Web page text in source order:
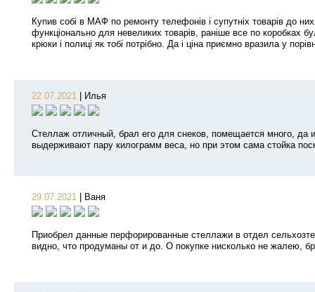
Купив собі в МАФ по ремонту телефонів і супутніх товарів до
функціонально для невеликих товарів, раніше все по коробках
крюки і полиці як тобі потрібно. Да і ціна приємно вразила у
22.07.2021 Илья
Стеллаж отличный, брал его для снеков, помещается много, да
выдерживают пару килограмм веса, но при этом сама стойка
29.07.2021 Ваня
Приобрел данные перфорированные стеллажи в отдел
видно, что продуманы от и до. О покупке нисколько не жалею,